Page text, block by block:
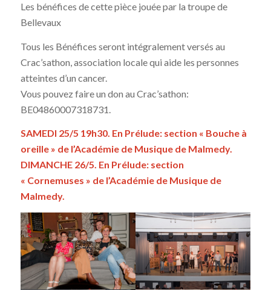
Les bénéfices de cette pièce jouée par la troupe de
Bellevaux
Tous les Bénéfices seront intégralement versés au
Crac’sathon, association locale qui aide les personnes
atteintes d’un cancer.
Vous pouvez faire un don au Crac’sathon:
BE04860007318731.
SAMEDI 25/5 19h30. En Prélude: section « Bouche à
oreille » de l’Académie de Musique de Malmedy.
DIMANCHE 26/5. En Prélude: section
« Cornemuses » de l’Académie de Musique de
Malmedy.